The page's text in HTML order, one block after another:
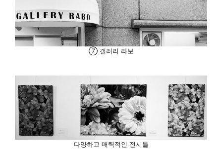
⑦ 갤러리 라보
다양하고 매력적인 전시들